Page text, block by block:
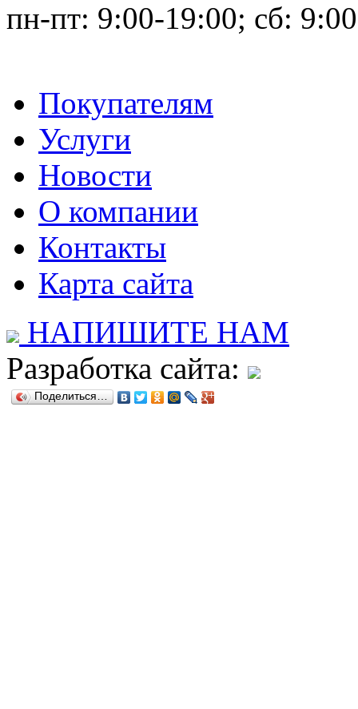
пн-пт: 9:00-19:00; сб:
Покупателям
Услуги
Новости
О компании
Контакты
Карта сайта
НАПИШИТЕ НАМ
Разработка сайта:
Поделиться…